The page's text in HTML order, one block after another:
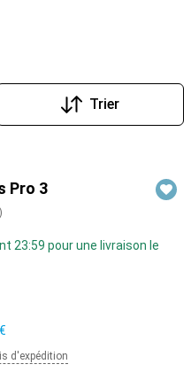
Trier
Pro 3
)
23:59 pour une livraison le
d'expédition